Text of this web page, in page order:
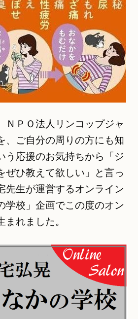
ＮＰＯ法人リンコップジャ
、ご自分の周りの方にも知
う応援のお気持ちから「ジ
ぜひ教えて欲しい」と言っ
先生が運営するオンライン
学校」企画でこの度のオン
れました。